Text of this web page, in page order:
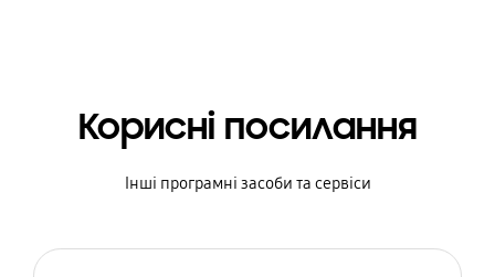
Корисні посилання
Інші програмні засоби та сервіси